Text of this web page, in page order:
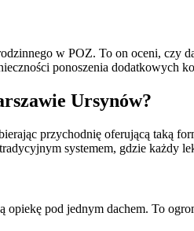
w POZ. To on oceni, czy
ponoszenia dodatkowych
Ursynów?
przychodnię oferującą taką
systemem, gdzie każdy
pod jednym dachem. To